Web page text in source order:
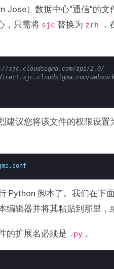
Jose）数据中心“通信”的
，只需将 sjc 替换为 zrh ，
//sjc.cloudsigma.com/api/2.0/
建议您将该文件的权限设置
. conf
Python 脚本了。我们在下
编辑器并将其粘贴到那里
的扩展名必须是 .py 。